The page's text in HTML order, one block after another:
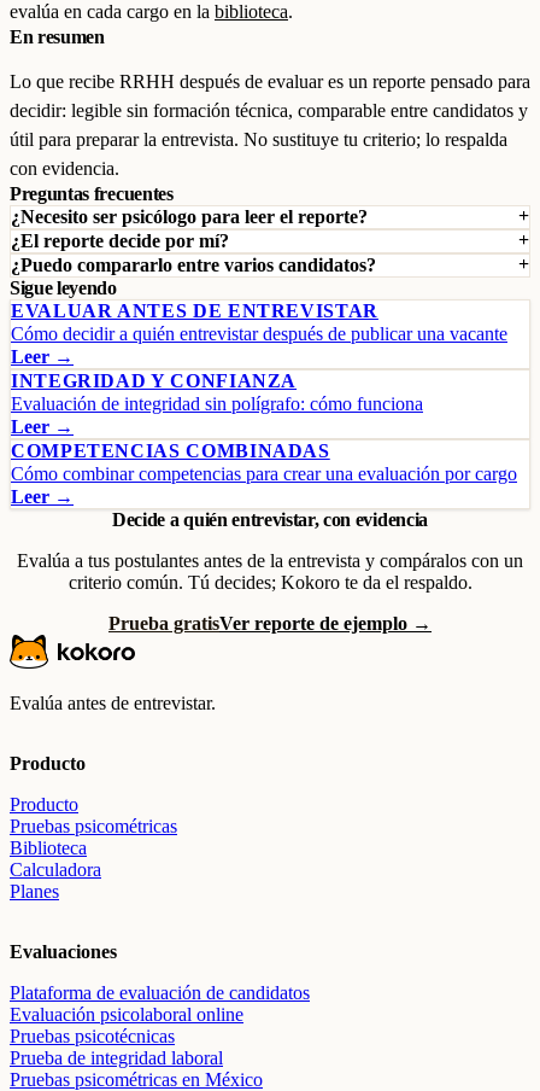
evalúa en cada cargo en la biblioteca.
En resumen
Lo que recibe RRHH después de evaluar es un reporte pensado para
decidir: legible sin formación técnica, comparable entre candidatos y
útil para preparar la entrevista. No sustituye tu criterio; lo respalda
con evidencia.
Preguntas frecuentes
¿Necesito ser psicólogo para leer el reporte?
¿El reporte decide por mí?
¿Puedo compararlo entre varios candidatos?
Sigue leyendo
EVALUAR ANTES DE ENTREVISTAR
Cómo decidir a quién entrevistar después de publicar una vacante
Leer →
INTEGRIDAD Y CONFIANZA
Evaluación de integridad sin polígrafo: cómo funciona
Leer →
COMPETENCIAS COMBINADAS
Cómo combinar competencias para crear una evaluación por cargo
Leer →
Decide a quién entrevistar, con evidencia
Evalúa a tus postulantes antes de la entrevista y compáralos con un
criterio común. Tú decides; Kokoro te da el respaldo.
Prueba gratisVer reporte de ejemplo →
Evalúa antes de entrevistar.
Producto
Producto
Pruebas psicométricas
Biblioteca
Calculadora
Planes
Evaluaciones
Plataforma de evaluación de candidatos
Evaluación psicolaboral online
Pruebas psicotécnicas
Prueba de integridad laboral
Pruebas psicométricas en México